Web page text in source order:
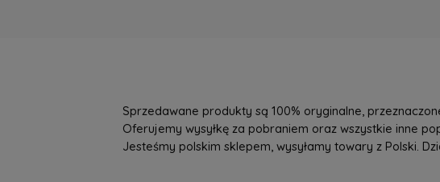
Sprzedawane produkty są 100% oryginalne,
Oferujemy wysyłkę za pobraniem oraz wszystkie inne
Jesteśmy polskim sklepem, wysyłamy towary z Polski.